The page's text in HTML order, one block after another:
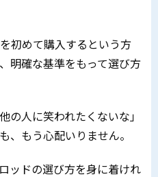
初めて購入するという方
明確な基準をもって選び方
の人に笑われたくないな」
、もう心配いりません。
ッドの選び方を身に着けれ